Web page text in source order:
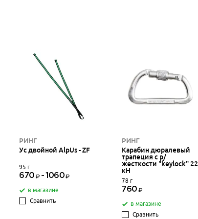
РИНГ
Ус двойной AlpUs - ZF
95 г
670 - 1060
в магазине
Сравнить
РИНГ
Карабин дюралевый
трапеция с р/
жесткости "keylock" 22
кН
78 г
760
в магазине
Сравнить